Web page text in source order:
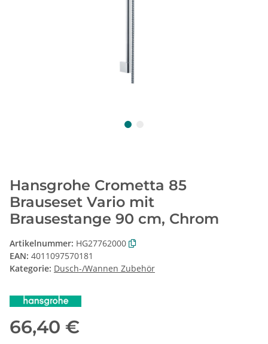
Hansgrohe Crometta 85
Brauseset Vario mit
Brausestange 90 cm, Chrom
Artikelnummer: HG27762000
EAN: 4011097570181
Kategorie: Dusch-/Wannen Zubehör
66,40 €